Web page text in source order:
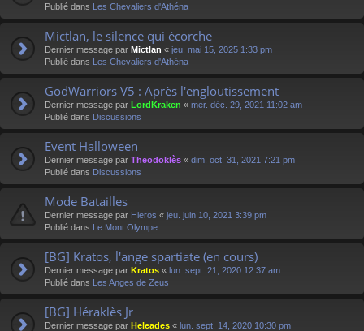
Publié dans Les Chevaliers d'Athéna
Mictlan, le silence qui écorche
Dernier message par Mictlan « jeu. mai 15, 2025 1:33 pm
Publié dans Les Chevaliers d'Athéna
GodWarriors V5 : Après l'engloutissement
Dernier message par LordKraken « mer. déc. 29, 2021 11:02 am
Publié dans Discussions
Event Halloween
Dernier message par Theodoklès « dim. oct. 31, 2021 7:21 pm
Publié dans Discussions
Mode Batailles
Dernier message par Hieros « jeu. juin 10, 2021 3:39 pm
Publié dans Le Mont Olympe
[BG] Kratos, l'ange spartiate (en cours)
Dernier message par Kratos « lun. sept. 21, 2020 12:37 am
Publié dans Les Anges de Zeus
[BG] Héraklès Jr
Dernier message par Heleades « lun. sept. 14, 2020 10:30 pm